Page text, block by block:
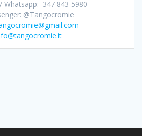
Whatsapp: 347 843 5980
@Tangocromie